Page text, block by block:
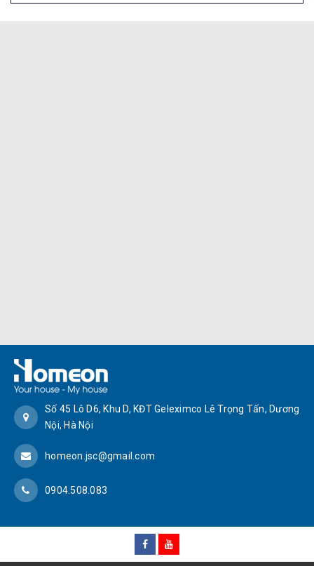
Số 45 Lô D6, Khu D, KĐT Geleximco Lê Trọng Tấn, Dương
Nội, Hà Nội
homeon.jsc@gmail.com
0904.508.083